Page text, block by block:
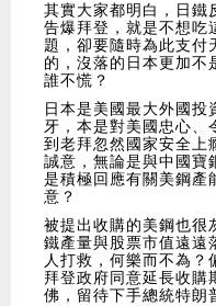
其實大家都明白，日鐵
告爆拜登，就是不想吃
題，卻要隨時為此支付
的，沒落的日本更加不
誰不慌？
日本是美國最大外國投
牙，本是對美國忠心、
到老拜忽然國家安全上
誠意，無論是與中國寶
是積極回應有關美鋼產
意？
被提出收購的美鋼也很
鐵產量與股票市值遠遠
人打救，何樂而不為？
拜登政府同意延長收購
佛，留待下手總統特朗